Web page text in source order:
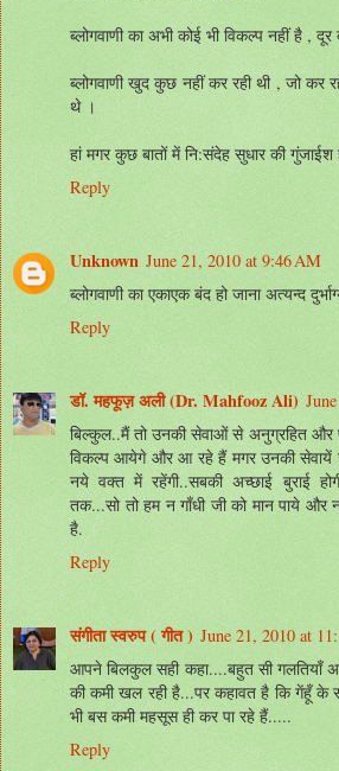
ब्लोगवाणी का अभी कोई भी विकल्प नहीं है ,
ब्लोगवाणी खुद कुछ नहीं कर रही थी , जो कर
थे ।
हां मगर कुछ बातों में नि:संदेह सुधार की गुंजाईश
Reply
Unknown June 21, 2010 at 9:46 AM
ब्लोगवाणी का एकाएक बंद हो जाना अत्यन्द
Reply
डॉ. महफूज़ अली (Dr. Mahfooz Ali)
बिल्कुल..मैं तो उनकी सेवाओं से अनुग्रहित और
विकल्प आयेगे और आ रहे हैं मगर उनकी सेवायें
नये वक्त में रहेंगी..सबकी अच्छाई बुराई
तक...सो तो हम न गाँधी जी को मान पाये और
है.
Reply
संगीता स्वरुप ( गीत ) June 21, 2010 at
आपने बिलकुल सही कहा....बहुत सी गलतियाँ
की कमी खल रही है...पर कहावत है कि गेंहूँ के
भी बस कमी महसूस ही कर पा रहे हैं.....
Reply